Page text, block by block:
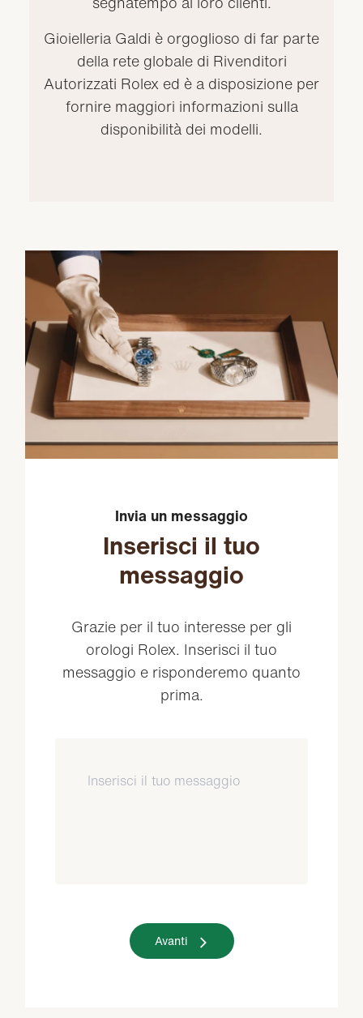
Gioielleria Galdi è orgoglioso di far parte
della rete globale di Rivenditori
Autorizzati Rolex ed è a disposizione per
fornire maggiori informazioni sulla
disponibilità dei modelli.
Invia un messaggio
Inserisci il tuo
messaggio
Grazie per il tuo interesse per gli
orologi Rolex. Inserisci il tuo
messaggio e risponderemo quanto
prima.
Avanti